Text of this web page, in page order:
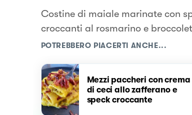
Costine di maiale marinate con
croccanti al rosmarino e
POTREBBERO PIACERTI ANCHE...
Mezzi paccheri con crema
di ceci allo zafferano e
speck croccante